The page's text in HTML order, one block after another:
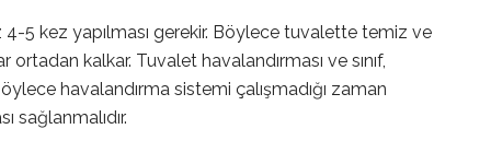
5 kez yapılması gerekir. Böylece tuvalette temiz ve
kalkar. Tuvalet havalandırması ve sınıf,
havalandırma sistemi çalışmadığı zaman
sağlanmalıdır.